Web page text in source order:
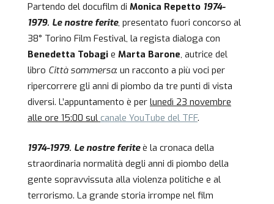
Partendo del docufilm di Monica Repetto 1974-
1979. Le nostre ferite, presentato fuori concorso al
38° Torino Film Festival, la regista dialoga con
Benedetta Tobagi e Marta Barone, autrice del
libro Città sommersa: un racconto a più voci per
ripercorrere gli anni di piombo da tre punti di vista
diversi. L’appuntamento è per lunedì 23 novembre
alle ore 15:00 sul canale YouTube del TFF.
1974-1979. Le nostre feriteè la cronaca della
straordinaria normalità degli anni di piombo della
gente sopravvissuta alla violenza politiche e al
terrorismo. La grande storia irrompe nel film